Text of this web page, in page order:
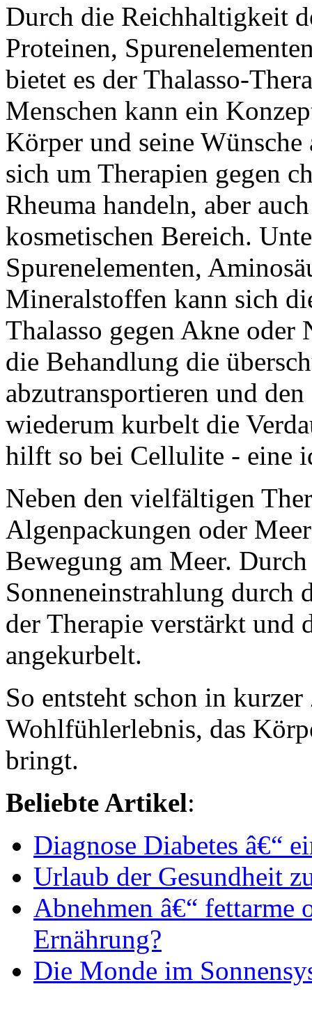
Durch die Reichhaltigkeit
Proteinen,
bietet es der Thalasso-
Menschen kann ein
Körper und seine
sich um Therapien gegen
Rheuma handeln, aber
kosmetischen Bereich.
Spurenelementen,
Mineralstoffen kann sich
Thalasso gegen Akne
die Behandlung die
abzutransportieren und
wiederum kurbelt die
hilft so bei Cellulite - eine
Neben den vielfältigen
Algenpackungen oder
Bewegung am Meer.
Sonneneinstrahlung durch
der Therapie verstärkt und
angekurbelt.
So entsteht schon in
Wohlfühlerlebnis, das
bringt.
Beliebte Artikel:
Diagnose Diabetes â€“
Urlaub der Gesundheit
Abnehmen â€“ fettarme
Ernährung?
Die Monde im